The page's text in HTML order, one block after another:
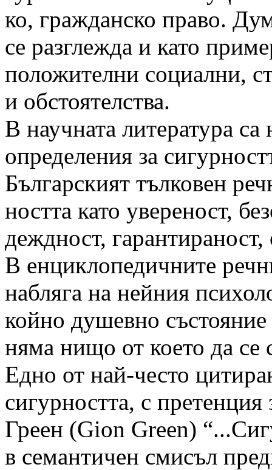
ко, гражданско право.
се разглежда и като
положителни социални,
и обстоятелства.
В научната литература
определения за
Българският тълковен
ността като увереност,
деждност,
В енциклопедичните
набляга на нейния
койно душевно
няма нищо от което да се
Едно от най-често
сигурността, с
Греен (Gion Green)
в семантичен смисъл